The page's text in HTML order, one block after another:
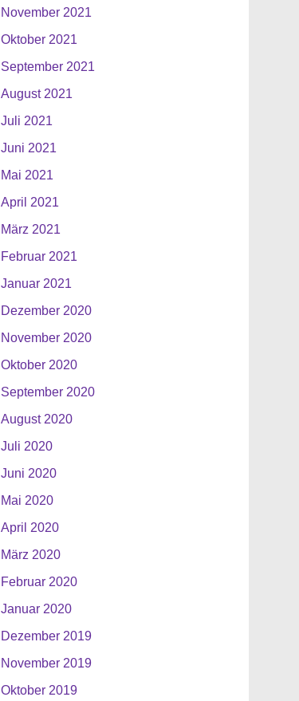
November 2021
Oktober 2021
September 2021
August 2021
Juli 2021
Juni 2021
Mai 2021
April 2021
März 2021
Februar 2021
Januar 2021
Dezember 2020
November 2020
Oktober 2020
September 2020
August 2020
Juli 2020
Juni 2020
Mai 2020
April 2020
März 2020
Februar 2020
Januar 2020
Dezember 2019
November 2019
Oktober 2019